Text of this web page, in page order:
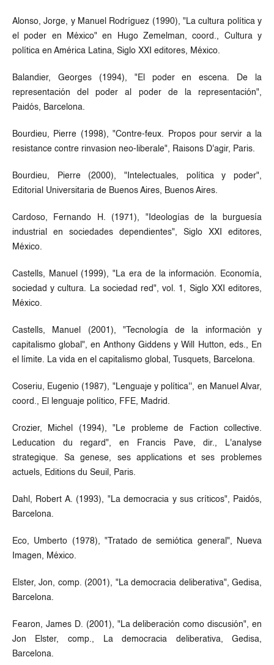
Alonso, Jorge, y Manuel Rodríguez (1990), "La cultura política y
el poder en México" en Hugo Zemelman, coord., Cultura y
política en América Latina, Siglo XXI editores, México.
Balandier, Georges (1994), "El poder en escena. De la
representación del poder al poder de la representación",
Paidós, Barcelona.
Bourdieu, Pierre (1998), "Contre-feux. Propos pour servir a la
resistance contre rinvasion neo-liberale", Raisons D'agir, Paris.
Bourdieu, Pierre (2000), "Intelectuales, política y poder",
Editorial Universitaria de Buenos Aires, Buenos Aires.
Cardoso, Fernando H. (1971), "Ideologías de la burguesía
industrial en sociedades dependientes", Siglo XXI editores,
México.
Castells, Manuel (1999), "La era de la información. Economía,
sociedad y cultura. La sociedad red", vol. 1, Siglo XXI editores,
México.
Castells, Manuel (2001), "Tecnología de la información y
capitalismo global", en Anthony Giddens y Will Hutton, eds., En
el límite. La vida en el capitalismo global, Tusquets, Barcelona.
Coseriu, Eugenio (1987), "Lenguaje y política'', en Manuel Alvar,
coord., El lenguaje político, FFE, Madrid.
Crozier, Michel (1994), "Le probleme de Faction collective.
Leducation du regard", en Francis Pave, dir., L'analyse
strategique. Sa genese, ses applications et ses problemes
actuels, Editions du Seuil, Paris.
Dahl, Robert A. (1993), "La democracia y sus críticos", Paidós,
Barcelona.
Eco, Umberto (1978), "Tratado de semiótica general", Nueva
Imagen, México.
Elster, Jon, comp. (2001), "La democracia deliberativa", Gedisa,
Barcelona.
Fearon, James D. (2001), "La deliberación como discusión", en
Jon Elster, comp., La democracia deliberativa, Gedisa,
Barcelona.